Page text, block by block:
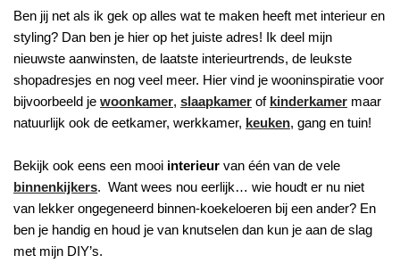
Ben jij net als ik gek op alles wat te maken heeft met interieur en
styling? Dan ben je hier op het juiste adres! Ik deel mijn
nieuwste aanwinsten, de laatste interieurtrends, de leukste
shopadresjes en nog veel meer. Hier vind je wooninspiratie voor
bijvoorbeeld je woonkamer, slaapkamer of kinderkamer maar
natuurlijk ook de eetkamer, werkkamer, keuken, gang en tuin!
Bekijk ook eens een mooi interieur van één van de vele
binnenkijkers. Want wees nou eerlijk… wie houdt er nu niet
van lekker ongegeneerd binnen-koekeloeren bij een ander? En
ben je handig en houd je van knutselen dan kun je aan de slag
met mijn DIY’s.